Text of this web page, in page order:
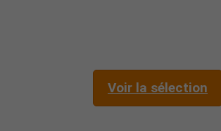
Voir la sélection